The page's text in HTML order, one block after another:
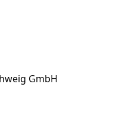
GmbH